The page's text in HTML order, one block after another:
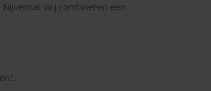
Wij combineren een